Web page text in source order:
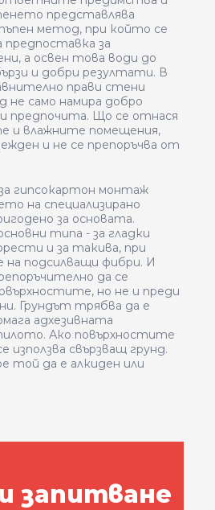
представлява
метод, при който се
за
а освен това води до
и добри резултати. В
прави стени
не само намира добро
предпочита. Що се отнася
и влажните помещения,
и не се препоръчва от
гипсокартон монтаж
на специализирано
за основата.
типа - за гладки
и за такива, при
на подсилващи фибри. И
да се
но не и преди
Грундът трябва да е
адхезивната
Ако повърхностите
използва свързващ грунд.
той да е алкиден или
запитване